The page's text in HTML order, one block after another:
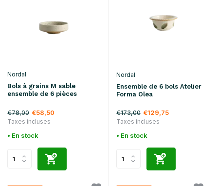
Nordal
Bols à grains M sable
ensemble de 6 pièces
€78,00 €58,50
Taxes incluses
• En stock
Nordal
Ensemble de 6 bols Atelier
Forma Olea
€173,00 €129,75
Taxes incluses
• En stock